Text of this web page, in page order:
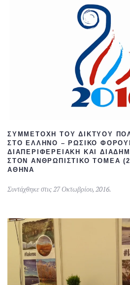
ΣΥΜΜΕΤΟΧΉ ΤΟΥ ΔΙΚΤΎΟΥ
ΣΤΟ ΕΛΛΗΝΟ – ΡΩΣΙΚΌ
ΔΙΑΠΕΡΙΦΕΡΕΙΑΚΉ ΚΑΙ
ΣΤΟΝ ΑΝΘΡΩΠΙΣΤΙΚΌ ΤΟΜΈΑ
ΑΘΉΝΑ
Συντάχθηκε στις27 Οκτωβρίου, 2016.